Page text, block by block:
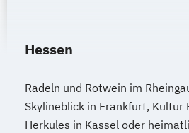
Hessen
Radeln und Rotwein im
Skylineblick in Frankfurt, Kultur
Herkules in Kassel oder